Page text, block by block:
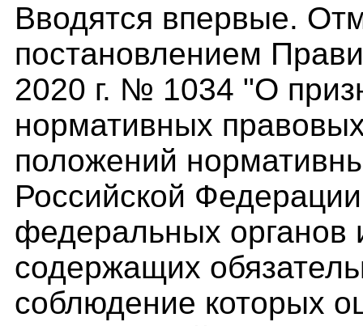
Вводятся впервые.
постановлением
2020 г. № 1034 "О
нормативных
положений
Российской
федеральных органов
содержащих
соблюдение которых